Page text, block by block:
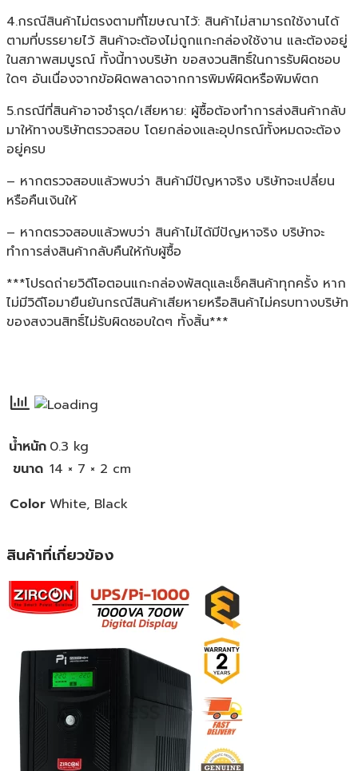
4.กรณีสินค้าไม่ตรงตามที่โฆษณาไว้: สินค้าไม่สามารถใช้งานได้
ตามที่บรรยายไว้ สินค้าจะต้องไม่ถูกแกะกล่องใช้งาน และต้องอยู่
ในสภาพสมบูรณ์ ทั้งนี้ทางบริษัท ขอสงวนสิทธิ์ในการรับผิดชอบ
ใดๆ อันเนื่องจากข้อผิดพลาดจากการพิมพ์ผิดหรือพิมพ์ตก
5.กรณีที่สินค้าอาจชำรุด/เสียหาย: ผู้ซื้อต้องทำการส่งสินค้ากลับ
มาให้ทางบริษัทตรวจสอบ โดยกล่องและอุปกรณ์ทั้งหมดจะต้อง
อยู่ครบ
– หากตรวจสอบแล้วพบว่า สินค้ามีปัญหาจริง บริษัทจะเปลี่ยน
หรือคืนเงินให้
– หากตรวจสอบแล้วพบว่า สินค้าไม่ได้มีปัญหาจริง บริษัทจะ
ทำการส่งสินค้ากลับคืนให้กับผู้ซื้อ
***โปรดถ่ายวิดีโอตอนแกะกล่องพัสดุและเช็คสินค้าทุกครั้ง หาก
ไม่มีวิดีโอมายืนยันกรณีสินค้าเสียหายหรือสินค้าไม่ครบทางบริษัท
ของสงวนสิทธิ์ไม่รับผิดชอบใดๆ ทั้งสิ้น***
น้ำหนัก 0.3 kg
ขนาด 14 × 7 × 2 cm
Color White, Black
สินค้าที่เกี่ยวข้อง